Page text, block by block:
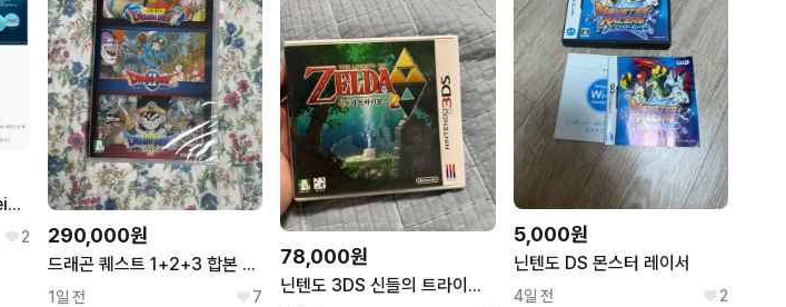
NS2 드래곤 퀘스트 VII Reimagined 한정판 프리미엄 에디션 신품
2 290,000원
드래곤 퀘스트 1+2+3 합본 미개봉 판매합니다 닌텐도 스위치
1일 전 7
78,000원
닌텐도 3DS 신들의 트라이포스2 팝니다.
5,000원
닌텐도 DS 몬스터 레이서
4일 전 2